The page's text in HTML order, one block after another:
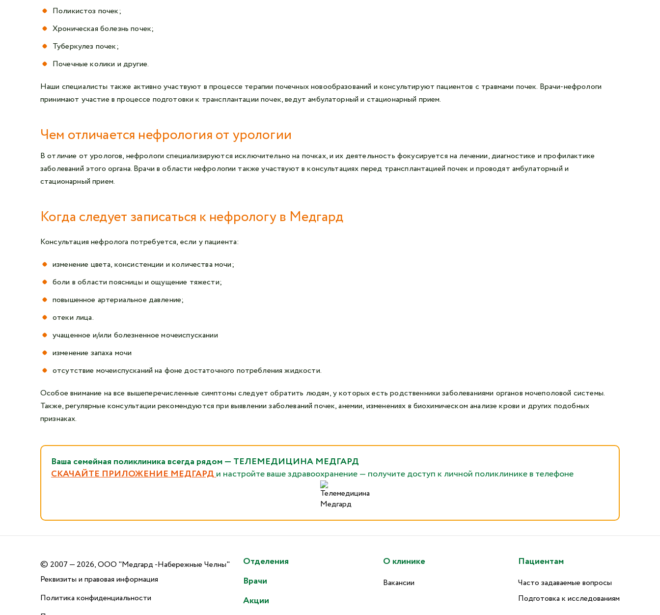
Поликистоз почек;
Хроническая болезнь почек;
Туберкулез почек;
Почечные колики и другие.
Наши специалисты также активно участвуют в процессе терапии почечных новообразований и консультируют пациентов с травмами почек. Врачи-нефрологи
принимают участие в процессе подготовки к трансплантации почек, ведут амбулаторный и стационарный прием.
Чем отличается нефрология от урологии
В отличие от урологов, нефрологи специализируются исключительно на почках, и их деятельность фокусируется на лечении, диагностике и профилактике
заболеваний этого органа. Врачи в области нефрологии также участвуют в консультациях перед трансплантацией почек и проводят амбулаторный и
стационарный прием.
Когда следует записаться к нефрологу в Медгард
Консультация нефролога потребуется, если у пациента:
изменение цвета, консистенции и количества мочи;
боли в области поясницы и ощущение тяжести;
повышенное артериальное давление;
отеки лица.
учащенное и/или болезненное мочеиспускании
изменение запаха мочи
отсутствие мочеиспусканий на фоне достаточного потребления жидкости.
Особое внимание на все вышеперечисленные симптомы следует обратить людям, у которых есть родственники заболеваниями органов мочеполовой системы.
Также, регулярные консультации рекомендуются при выявлении заболеваний почек, анемии, изменениях в биохимическом анализе крови и других подобных
признаках.
Ваша семейная поликлиника всегда рядом — ТЕЛЕМЕДИЦИНА МЕДГАРД
СКАЧАЙТЕ ПРИЛОЖЕНИЕ МЕДГАРДи настройте ваше здравоохранение — получите доступ к личной поликлинике в телефоне
© 2007 — 2026, ООО "Медгард -Набережные Челны"
Реквизиты и правовая информация
Политика конфиденциальности
Отделения
Врачи
Акции
О клинике
Вакансии
Пациентам
Часто задаваемые вопросы
Подготовка к исследованиям